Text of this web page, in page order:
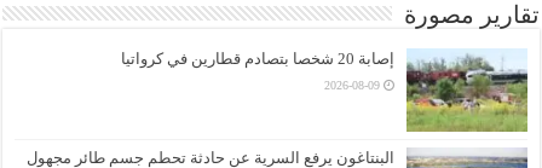
تقارير مصورة
إصابة 20 شخصا بتصادم قطارين في كرواتيا
2026-08-09
البنتاغون يرفع السرية عن حادثة تحطم جسم طائر مجهول